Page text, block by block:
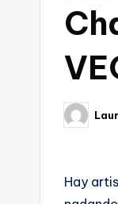
Publicado
por
Hay